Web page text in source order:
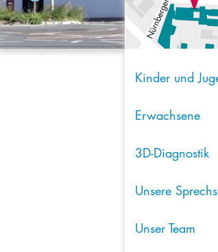
Kinder und
Erwachsene
3D-Diagnostik
Unsere
Unser Team